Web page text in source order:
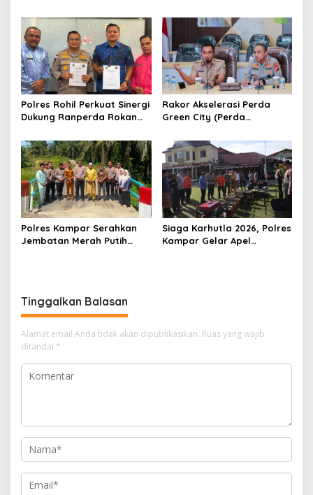
hingga Lingkar Kantor
Bupati
Padamkan Api di Pasir
Limau Kapas
Polres Rohil Perkuat Sinergi
Dukung Ranperda Rokan
Berkelanjutan
Rakor Akselerasi Perda
Green City (Perda
Pekanbaru Bersama Dinas
Lingkungan Hidup Kota
Pekanbaru dan Tim Pakar
Polres Kampar Serahkan
Jembatan Merah Putih
Siaga Karhutla 2026, Polres
Kampar Gelar Apel
Tinggalkan Balasan
Alamat email Anda tidak akan dipublikasikan. Ruas yang wajib
ditandai *